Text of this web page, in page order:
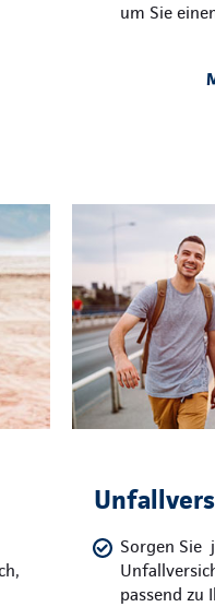
um Sie
Sorgen Sie
passend zu